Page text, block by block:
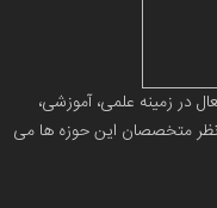
در زمینه علمی، آموزشی،
نظر متخصصان این حوزه ها می